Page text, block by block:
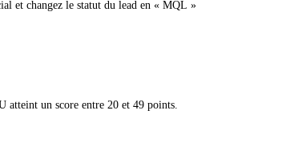
et changez le statut du lead en « MQL »
atteint un score entre 20 et 49 points.